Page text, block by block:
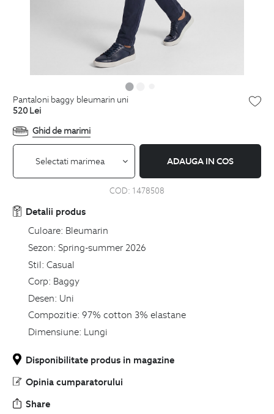
pantaloni baggy bleumarin uni
520 Lei
Ghid de marimi
Selectati marimea ADAUGA IN COS
COD: 1478508
Detalii produs
Culoare: Bleumarin
Sezon: Spring-summer 2026
Stil: Casual
Corp: Baggy
Desen: Uni
Compozitie: 97% cotton 3% elastane
Dimensiune: Lungi
Disponibilitate produs in magazine
Opinia cumparatorului
Share